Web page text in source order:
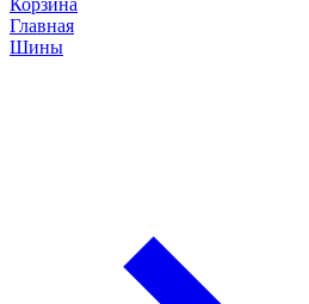
Корзина
Главная
Шины